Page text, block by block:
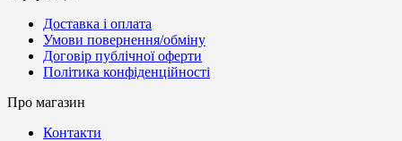
Доставка і оплата
Умови повернення/обміну
Договір публічної оферти
Політика конфіденційності
Про магазин
Контакти